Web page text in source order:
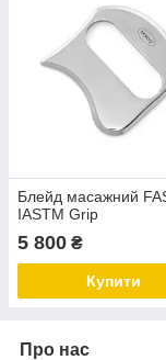
Блейд масажний
IASTM Grip
5 800 ₴
Купити
Про нас